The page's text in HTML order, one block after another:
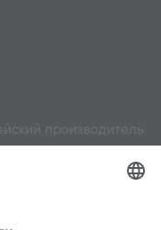
для
стяжек,
вам